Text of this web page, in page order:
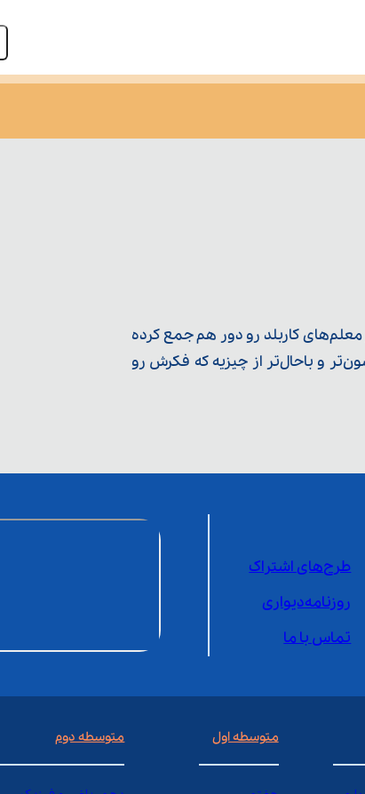
کاربلد رو دور هم جمع کرده
و باحال‌تر از چیزیه که فکرش رو
طرح‌های اشتراک
روزنامه‌دیواری
تماس با ما
متوسطه اول متوسطه دوم